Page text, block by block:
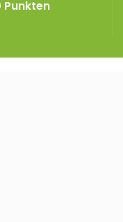
Punkten